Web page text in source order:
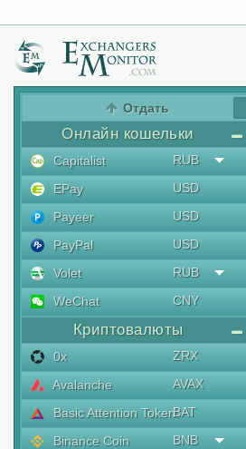
Отдать
Онлайн кошельки
Capitalist
RUB
EPay
USD
Payeer
USD
PayPal
USD
Volet
RUB
WeChat
CNY
Криптовалюты
0x
ZRX
Avalanche
AVAX
Basic Attention TokenBAT
Binance Coin
BNB